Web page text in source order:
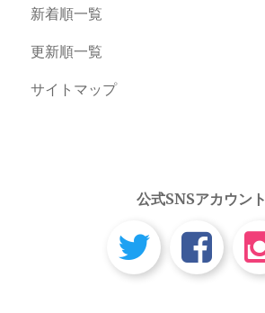
新着順一覧
更新順一覧
サイトマップ
公式SNSアカウント